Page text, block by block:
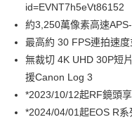
玉山商業銀行
台新國際商業銀行
台灣樂天信用卡公司
玉山商業銀行
台新國際商業銀行
台灣樂天信用卡公司
匯豐（台灣）商業銀行
聯邦商業銀行
元大商業銀行
玉山商業銀行
台新國際商業銀行
台灣樂天信用卡公司
街口支付
悠遊付
Google Pay
全支付
全盈+PAY
id=EVNT7h5eVt86152
約3,250萬像素高速
最高約 30 FPS連拍速
無裁切 4K UHD 30P短
援Canon Log 3
*2023/10/12起RF鏡頭
*2024/04/01起EOS R系